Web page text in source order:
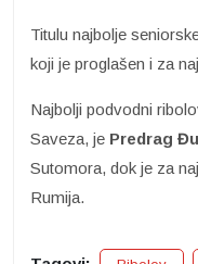
Titulu najbolje
koji je proglašen i za
Najbolji podvodni
Saveza, je Predrag
Sutomora, dok je za
Rumija.